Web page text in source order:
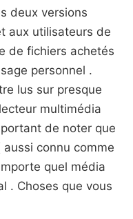
deux versions
aux utilisateurs de
de fichiers achetés
personnel .
lus sur presque
multimédia
de noter que
connu comme
quel média
. Choses que vous